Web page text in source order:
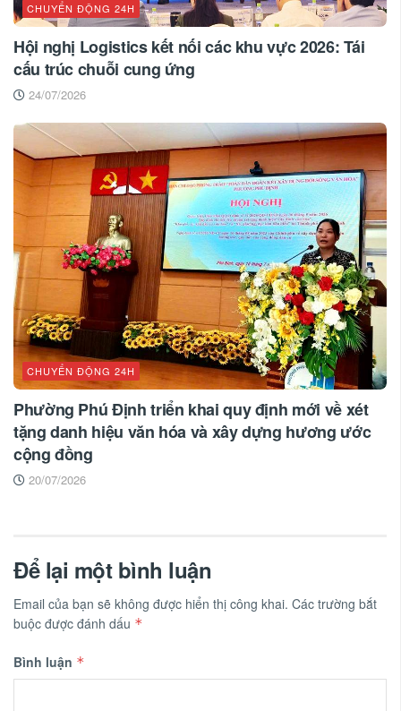
CHUYỂN ĐỘNG 24H
Hội nghị Logistics kết nối các khu vực 2026: Tái
cấu trúc chuỗi cung ứng
24/07/2026
CHUYỂN ĐỘNG 24H
Phường Phú Định triển khai quy định mới về xét
tặng danh hiệu văn hóa và xây dựng hương ước
cộng đồng
20/07/2026
Để lại một bình luận
Email của bạn sẽ không được hiển thị công khai. Các trường bắt
buộc được đánh dấu *
Bình luận *